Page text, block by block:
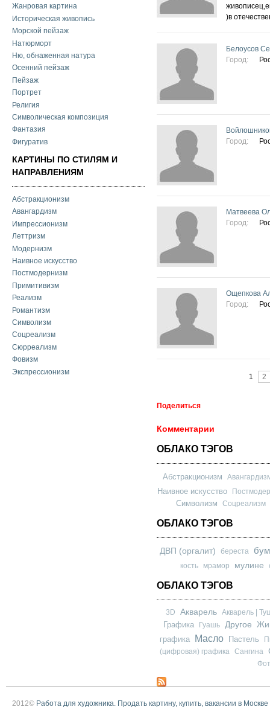
Жанровая картина
Историческая живопись
Морской пейзаж
Натюрморт
Ню, обнаженная натура
Осенний пейзаж
Пейзаж
Портрет
Религия
Символическая композиция
Фантазия
Фигуратив
КАРТИНЫ ПО СТИЛЯМ И
НАПРАВЛЕНИЯМ
Абстракционизм
Авангардизм
Импрессионизм
Леттризм
Модернизм
Наивное искусство
Постмодернизм
Примитивизм
Реализм
Романтизм
Символизм
Соцреализм
Сюрреализм
Фовизм
Экспрессионизм
)в
Белоусов
Город:
Город:
Матвеева
Город:
Ощепкова
Город:
1 2
Поделиться
Комментарии
ОБЛАКО ТЭГОВ
Абстракционизм
Наивное искусство
Символизм Соцреализм
ОБЛАКО ТЭГОВ
ДВП (оргалит) береста
кость мрамор мулине
ОБЛАКО ТЭГОВ
3D Акварель Акварель |
Графика Гуашь Другое
графика
Масло Пастель
(цифровая) графика Сангина
2012© Работа для художника. Продать картину, купить, вакансии в Москве